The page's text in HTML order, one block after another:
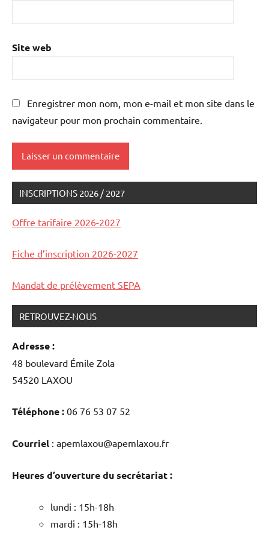
Site web
Enregistrer mon nom, mon e-mail et mon site dans le
navigateur pour mon prochain commentaire.
INSCRIPTIONS 2026 / 2027
Offre tarifaire 2026-2027
Fiche d’inscription 2026-2027
Mandat de prélèvement SEPA
RETROUVEZ-NOUS
Adresse :
48 boulevard Émile Zola
54520 LAXOU
Téléphone : 06 76 53 07 52
Courriel : apemlaxou@apemlaxou.fr
Heures d’ouverture du secrétariat :
lundi : 15h-18h
mardi : 15h-18h